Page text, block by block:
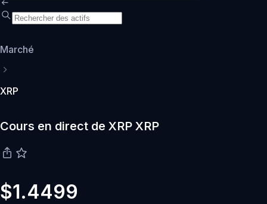
Marché
XRP
Cours en direct de XRP XRP
$1.4499